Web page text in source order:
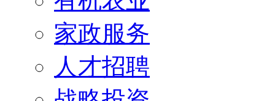
家政服务
人才招聘